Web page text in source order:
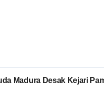
Madura Desak Kejari